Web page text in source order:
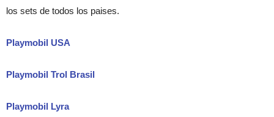
los sets de todos los paises.
Playmobil USA
Playmobil Trol Brasil
Playmobil Lyra